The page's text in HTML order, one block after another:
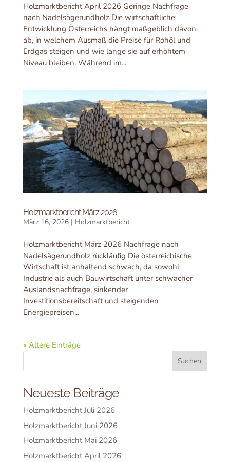
Holzmarktbericht April 2026 Geringe Nachfrage
nach Nadelsägerundholz Die wirtschaftliche
Entwicklung Österreichs hängt maßgeblich davon
ab, in welchem Ausmaß die Preise für Rohöl und
Erdgas steigen und wie lange sie auf erhöhtem
Niveau bleiben. Während im...
Holzmarktbericht März 2026
März 16, 2026| Holzmarktbericht
Holzmarktbericht März 2026 Nachfrage nach
Nadelsägerundholz rückläufig Die österreichische
Wirtschaft ist anhaltend schwach, da sowohl
Industrie als auch Bauwirtschaft unter schwacher
Auslandsnachfrage, sinkender
Investitionsbereitschaft und steigenden
Energiepreisen...
« Ältere Einträge
Neueste Beiträge
Holzmarktbericht Juli 2026
Holzmarktbericht Juni 2026
Holzmarktbericht Mai 2026
Holzmarktbericht April 2026